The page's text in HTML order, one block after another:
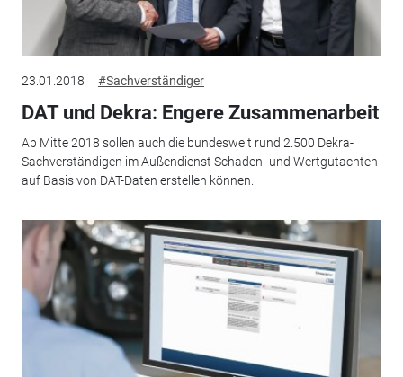
23.01.2018 #Sachverständiger
DAT und Dekra: Engere Zusammenarbeit
Ab Mitte 2018 sollen auch die bundesweit rund 2.500 Dekra-
Sachverständigen im Außendienst Schaden- und Wertgutachten
auf Basis von DAT-Daten erstellen können.